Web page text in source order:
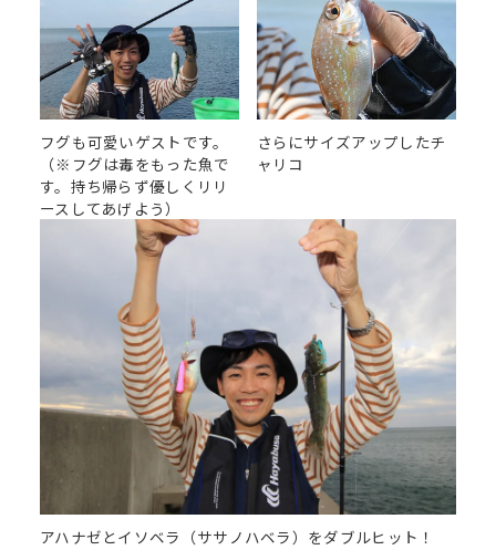
フグも可愛いゲストです。
（※フグは毒をもった魚で
す。持ち帰らず優しくリリ
ースしてあげよう）
さらにサイズアップしたチ
ャリコ
アハナゼとイソベラ（ササノハベラ）をダブルヒット！